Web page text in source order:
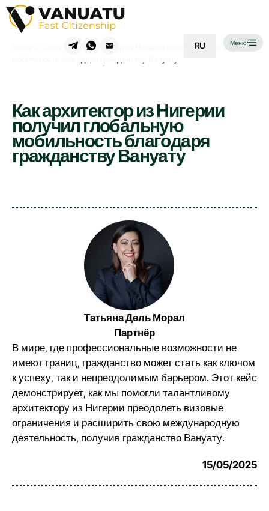
RU Меню
»Как архитектор из Нигерии получил глобальную
Как архитектор из Нигерии
получил глобальную
мобильность благодаря
гражданству Вануату
Татьяна Дель Морал
Партнёр
В мире, где профессиональные возможности не
имеют границ, гражданство может стать как ключом
к успеху, так и непреодолимым барьером. Этот кейс
демонстрирует, как мы помогли талантливому
архитектору из Нигерии преодолеть визовые
ограничения и расширить свою международную
деятельность, получив гражданство Вануату.
15/05/2025